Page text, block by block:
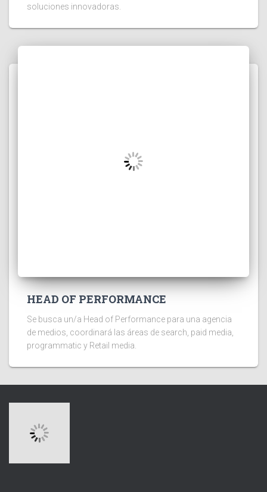
soluciones innovadoras.
HEAD OF PERFORMANCE
Se busca un/a Head of Performance para una agencia
de medios, coordinará las áreas de search, paid media,
programmatic y Retail media.